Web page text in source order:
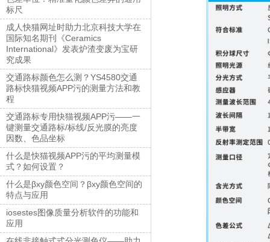
标尺
成人快猫网址时助力北京科技大学在
国际知名期刊《Ceramics
International》发表炉渣变废为宝研
究成果
交通路标颜色怎么测？YS4580交通
路标快猫视频APP污的测量方法和教
程
交通路标专用快猫视频APP污——一
键测量交通路标/标线/反光膜的亮度
因数、色品坐标
什么是快猫视频APP污的平均测量模
式？如何设置？
什么是βxy颜色空间？βxy颜色空间的
特点与应用
iosestes图像质量分析软件的功能和
应用